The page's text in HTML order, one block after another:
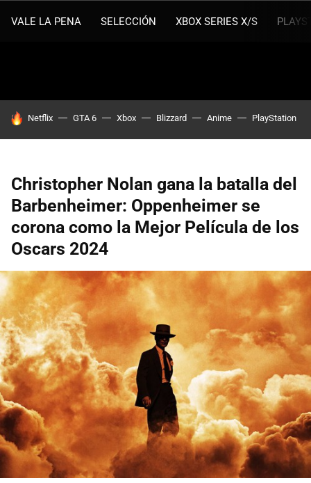
VALE LA PENA SELECCIÓN XBOX SERIES X/S
HOY SE HABLA DE
Netflix GTA 6 Xbox Blizzard Anime PlayStation
Christopher Nolan gana la batalla del
Barbenheimer: Oppenheimer se
corona como la Mejor Película de los
Oscars 2024